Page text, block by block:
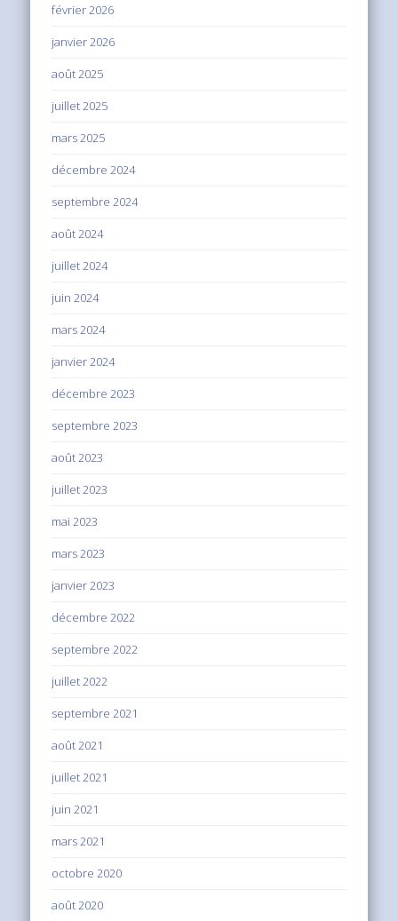
février 2026
janvier 2026
août 2025
juillet 2025
mars 2025
décembre 2024
septembre 2024
août 2024
juillet 2024
juin 2024
mars 2024
janvier 2024
décembre 2023
septembre 2023
août 2023
juillet 2023
mai 2023
mars 2023
janvier 2023
décembre 2022
septembre 2022
juillet 2022
septembre 2021
août 2021
juillet 2021
juin 2021
mars 2021
octobre 2020
août 2020